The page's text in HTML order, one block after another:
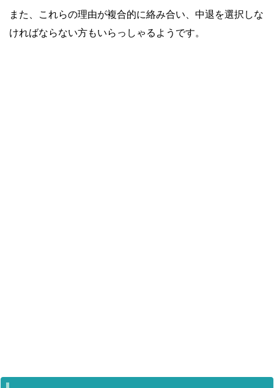
また、これらの理由が複合的に絡み合い、中退を選択しな
ければならない方もいらっしゃるようです。